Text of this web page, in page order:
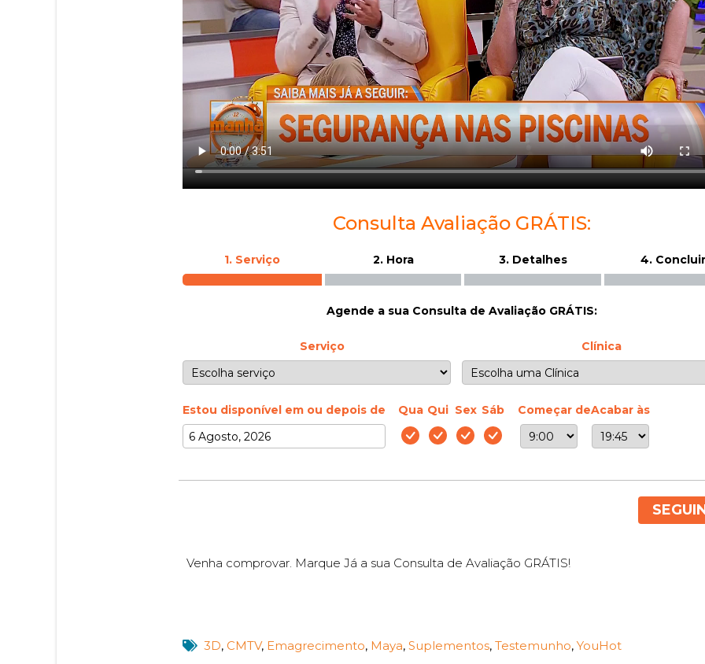
Consulta Avaliação GRÁTIS:
1. Serviço 2. Hora 3. Detalhes 4. Concluir
Agende a sua Consulta de Avaliação GRÁTIS:
Serviço Clínica
Estou disponível em ou depois de Qua Qui Sex Sáb Começar deAcabar às
Venha comprovar. Marque Já a sua Consulta de Avaliação GRÁTIS!
3D, CMTV, Emagrecimento, Maya, Suplementos, Testemunho, YouHot